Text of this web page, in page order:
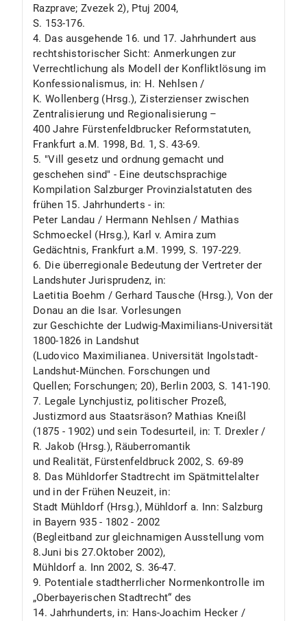
Razprave; Zvezek 2), Ptuj 2004,
S. 153-176.
4. Das ausgehende 16. und 17. Jahrhundert aus
rechtshistorischer Sicht: Anmerkungen zur
Verrechtlichung als Modell der Konfliktlösung im
Konfessionalismus, in: H. Nehlsen /
K. Wollenberg (Hrsg.), Zisterzienser zwischen
Zentralisierung und Regionalisierung –
400 Jahre Fürstenfeldbrucker Reformstatuten,
Frankfurt a.M. 1998, Bd. 1, S. 43-69.
5. "Vill gesetz und ordnung gemacht und
geschehen sind" - Eine deutschsprachige
Kompilation Salzburger Provinzialstatuten des
frühen 15. Jahrhunderts - in:
Peter Landau / Hermann Nehlsen / Mathias
Schmoeckel (Hrsg.), Karl v. Amira zum
Gedächtnis, Frankfurt a.M. 1999, S. 197-229.
6. Die überregionale Bedeutung der Vertreter der
Landshuter Jurisprudenz, in:
Laetitia Boehm / Gerhard Tausche (Hrsg.), Von der
Donau an die Isar. Vorlesungen
zur Geschichte der Ludwig-Maximilians-Universität
1800-1826 in Landshut
(Ludovico Maximilianea. Universität Ingolstadt-
Landshut-München. Forschungen und
Quellen; Forschungen; 20), Berlin 2003, S. 141-190.
7. Legale Lynchjustiz, politischer Prozeß,
Justizmord aus Staatsräson? Mathias Kneißl
(1875 - 1902) und sein Todesurteil, in: T. Drexler /
R. Jakob (Hrsg.), Räuberromantik
und Realität, Fürstenfeldbruck 2002, S. 69-89
8. Das Mühldorfer Stadtrecht im Spätmittelalter
und in der Frühen Neuzeit, in:
Stadt Mühldorf (Hrsg.), Mühldorf a. Inn: Salzburg
in Bayern 935 - 1802 - 2002
(Begleitband zur gleichnamigen Ausstellung vom
8.Juni bis 27.Oktober 2002),
Mühldorf a. Inn 2002, S. 36-47.
9. Potentiale stadtherrlicher Normenkontrolle im
„Oberbayerischen Stadtrecht“ des
14. Jahrhunderts, in: Hans-Joachim Hecker /